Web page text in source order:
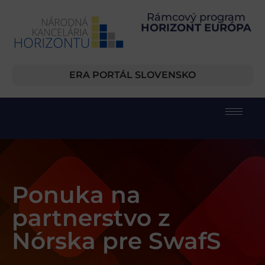
Rámcový program
HORIZONT EURÓPA
ERA PORTÁL SLOVENSKO
Ponuka na
partnerstvo z
Nórska pre SwafS